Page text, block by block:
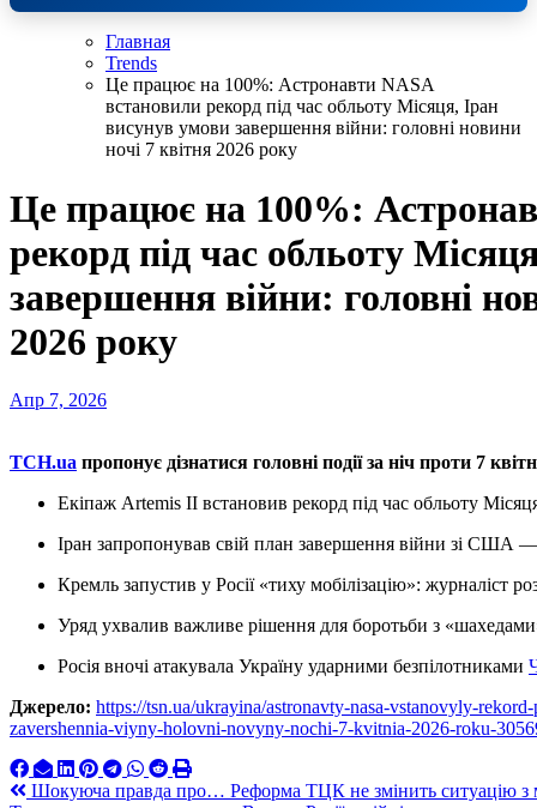
Главная
Trends
Це працює на 100%: Астронавти NASA
встановили рекорд під час обльоту Місяця, Іран
висунув умови завершення війни: головні новини
ночі 7 квітня 2026 року
Це працює на 100%:
рекорд під час обльоту
завершення війни: головні
2026 року
Апр 7, 2026
ТСН.ua пропонує дізнатися головні події за ніч проти 7
Екіпаж Artemis II встановив рекорд під час обльоту
Іран запропонував свій план завершення війни зі
Кремль запустив у Росії «тиху мобілізацію»: журналіст
Уряд ухвалив важливе рішення для боротьби з
Росія вночі атакувала Україну ударними безпілотниками
Джерело: https://tsn.ua/ukrayina/astronavty-nasa-vstanovyly-
zavershennia-viyny-holovni-novyny-nochi-7-kvitnia-2026-roku-
Навигация
Шокуюча правда про… Реформа ТЦК не змінить ситуацію з